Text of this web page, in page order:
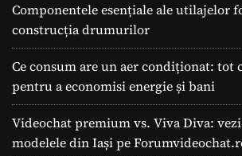
Componentele esențiale ale utilajelor
construcția drumurilor
Ce consum are un aer condiționat: tot
pentru a economisi energie și bani
Videochat premium vs. Viva Diva:
modelele din Iași pe